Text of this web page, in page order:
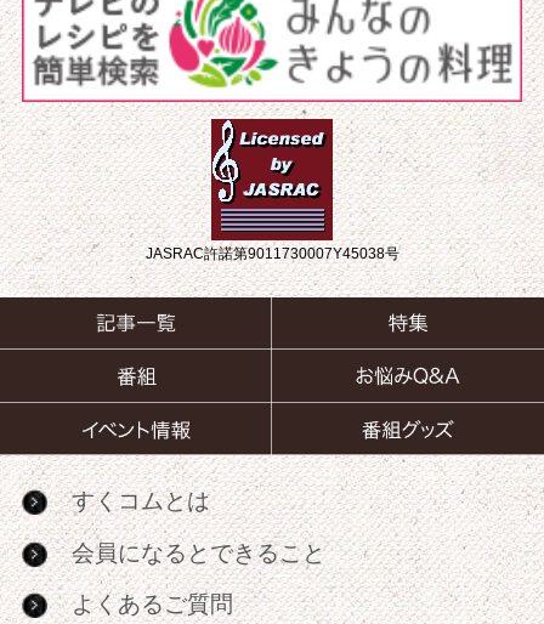
JASRAC許諾第9011730007Y45038号
すくコムとは
会員になるとできること
よくあるご質問